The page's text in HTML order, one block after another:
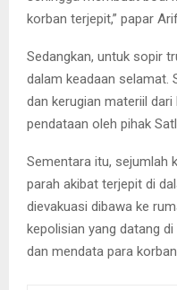
korban terjepit,” papar
Sedangkan, untuk sopir
dalam keadaan selamat.
dan kerugian materiil
pendataan oleh pihak
Sementara itu, sejumlah
parah akibat terjepit di
dievakuasi dibawa ke
kepolisian yang datang
dan mendata para